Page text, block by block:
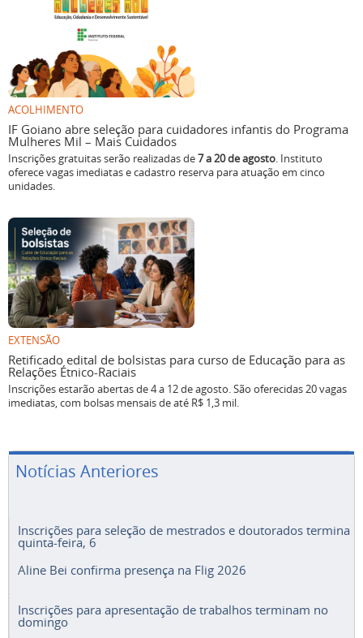
ACOLHIMENTO
IF Goiano abre seleção para cuidadores infantis do Programa
Mulheres Mil – Mais Cuidados
Inscrições gratuitas serão realizadas de7 a 20 de agosto. Instituto
oferece vagas imediatas e cadastro reserva para atuação em cinco
unidades.
EXTENSÃO
Retificado edital de bolsistas para curso de Educação para as
Relações Étnico-Raciais
Inscrições estarão abertas de 4 a 12 de agosto. São oferecidas 20 vagas
imediatas, com bolsas mensais de até R$ 1,3 mil.
Notícias Anteriores
Inscrições para seleção de mestrados e doutorados termina
quinta-feira, 6
Aline Bei confirma presença na Flig 2026
Inscrições para apresentação de trabalhos terminam no
domingo